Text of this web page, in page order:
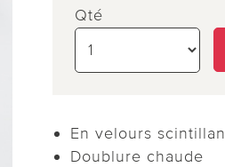
Qté
En velours
Doublure chaude